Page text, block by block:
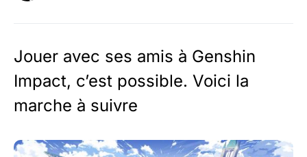
Jouer avec ses amis à Genshin
Impact, c’est possible. Voici la
marche à suivre